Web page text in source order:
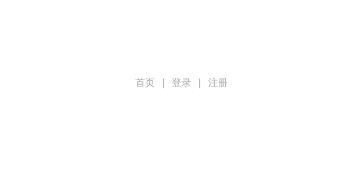
首页 登录 注册